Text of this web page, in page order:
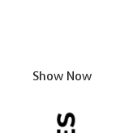
Show Now